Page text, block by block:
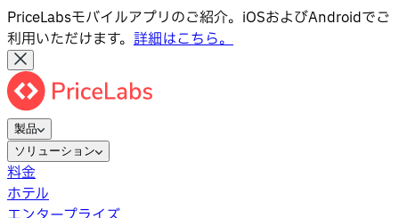
PriceLabsモバイルアプリのご紹介。iOSおよびAndroidでご
利用いただけます。 詳細はこちら。
製品
ソリューション
料金
ホテル